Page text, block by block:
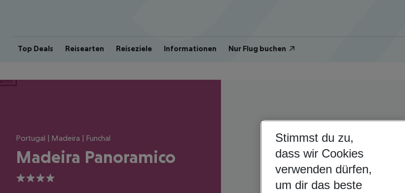
Top Deals Reisearten Reiseziele Informationen Nur Flug buchen
Portugal | Madeira | Funchal
Madeira Panoramico
4
Stimmst du zu,
dass wir Cookies
verwenden dürfen,
um dir das beste